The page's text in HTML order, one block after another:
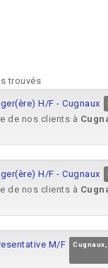
trouvés
H/F - Cugnaux
de nos clients à
H/F - Cugnaux
de nos clients à
M/F